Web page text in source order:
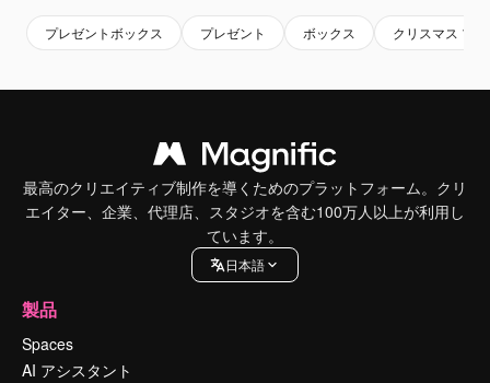
プレゼントボックス プレゼント ボックス クリスマス プ
最高のクリエイティブ制作を導くためのプラットフォーム。クリ
エイター、企業、代理店、スタジオを含む100万人以上が利用し
ています。
日本語
製品
Spaces
AI アシスタント